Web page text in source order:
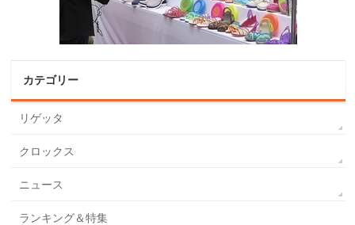
カテゴリー
リゲッタ
クロックス
ニュース
ランキング＆特集